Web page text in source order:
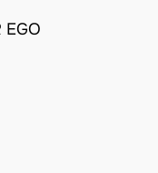
EGO